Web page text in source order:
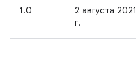
1.0
2 августа 2021
г.